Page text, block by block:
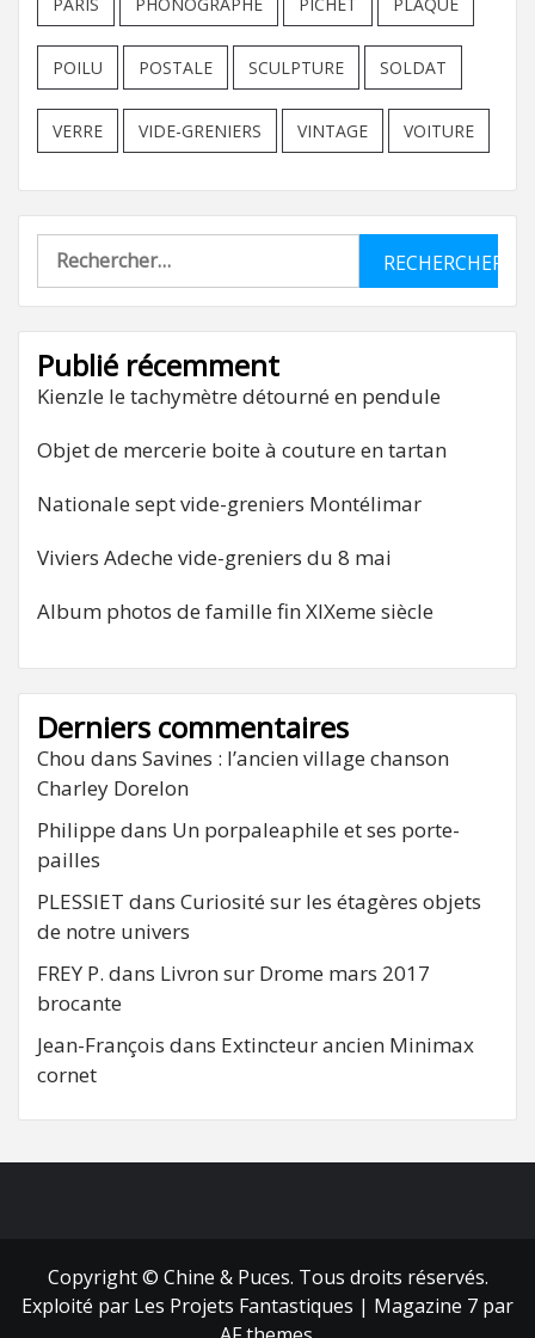
POILU POSTALE SCULPTURE SOLDAT
VERRE VIDE-GRENIERS VINTAGE VOITURE
Rechercher :
Publié récemment
Kienzle le tachymètre détourné en pendule
Objet de mercerie boite à couture en tartan
Nationale sept vide-greniers Montélimar
Viviers Adeche vide-greniers du 8 mai
Album photos de famille fin XIXeme siècle
Derniers commentaires
Chou dans Savines : l’ancien village chanson
Charley Dorelon
Philippe dans Un porpaleaphile et ses porte-
pailles
PLESSIET dans Curiosité sur les étagères objets
de notre univers
FREY P. dans Livron sur Drome mars 2017
brocante
Jean-François dans Extincteur ancien Minimax
cornet
Copyright © Chine & Puces. Tous droits réservés.
Exploité par Les Projets Fantastiques | Magazine 7 par